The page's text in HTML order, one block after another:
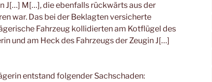
J[…] M[…], die ebenfalls rückwärts aus der
war. Das bei der Beklagten versicherte
Fahrzeug kollidierten am Kotflügel des
und am Heck des Fahrzeugs der Zeugin J[…]
entstand folgender Sachschaden: